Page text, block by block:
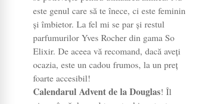
este genul care să te înece, ci este feminin
și îmbietor. La fel mi se par și restul
parfumurilor Yves Rocher din gama So
Elixir. De aceea vă recomand, dacă aveți
ocazia, este un cadou frumos, la un preț
foarte accesibil!
Calendarul Advent de la Douglas! Îl